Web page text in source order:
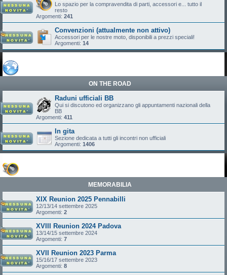
Lo spazio per la compravendita di parti, accessori e... tutto il
resto
Argomenti: 241
Convenzioni (attualmente non attivo)
Accessori per le nostre moto, disponibili a prezzi speciali!
Argomenti: 14
ON THE ROAD
Raduni ufficiali BB
Qui si discutono ed organizzano gli appuntamenti nazionali della
BB
Argomenti: 411
In gita
Sezione dedicata a tutti gli incontri non ufficiali
Argomenti: 1406
MEMORABILIA
XIX Reunion 2025 Pennabilli
12/13/14 settembre 2025
Argomenti: 2
XVIII Reunion 2024 Padova
13/14/15 settembre 2024
Argomenti: 7
XVII Reunion 2023 Parma
15/16/17 settembre 2023
Argomenti: 8